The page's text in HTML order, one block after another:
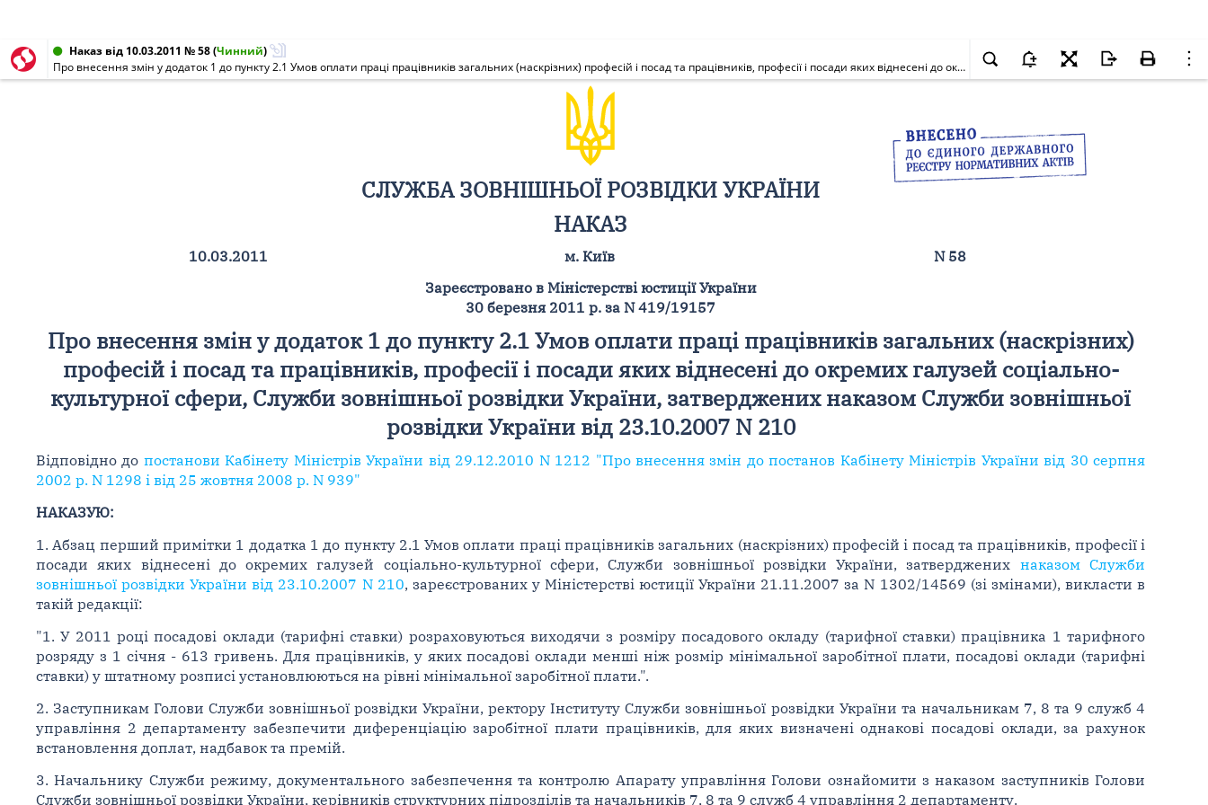
Наказ від 10.03.2011 № 58(Чинний)
Про внесення змін у додаток 1 до пункту 2.1 Умов оплати праці працівників загальних (наскрізних) професій і посад та працівників, професії і посади яких віднесені до окремих галузей соціально-культурної сфери, Служби зовнішньої розвідки України, затверджених наказом Служби зовнішньої розвідки України від 23.10.2007 N 210